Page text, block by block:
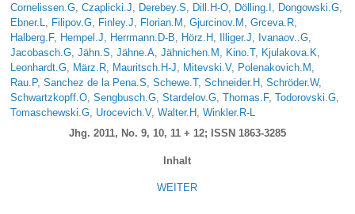
Cornelissen.G,Czaplicki.J, Derebey.S, Dill.H-O, Dölling.I , Dongowski.G,
Ebner.L, Filipov.G, Finley.J, Florian.M ,Gjurcinov.M ,Grceva.R,
Halberg.F, Hempel.J, Herrmann.D-B, Hörz.H , Illiger.J, Ivanaov..G,
Jacobasch.G,Jähn.S,Jähne.A,Jähnichen.M , Kino.T, Kjulakova.K,
Leonhardt.G, März.R, Mauritsch.H-J, Mitevski.V, Polenakovich.M ,
Rau.P,Sanchez de la Pena.S,Schewe.T,Schneider.H ,Schröder.W,
Schwartzkopff.O,Sengbusch.G,Stardelov.G,Thomas.F,Todorovski.G,
Tomaschewski.G, Urocevich.V,Walter.H ,Winkler.R-L
Jhg. 2011, No. 9, 10, 11 + 12; ISSN 1863-3285
Inhalt
WEITER